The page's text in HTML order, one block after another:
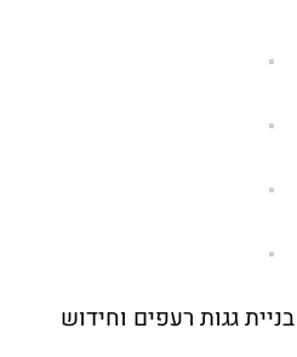
גגות רעפים וחידוש